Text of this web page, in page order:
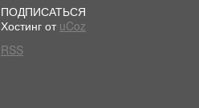
ПОДПИСАТЬСЯ
Хостинг от uCoz
RSS